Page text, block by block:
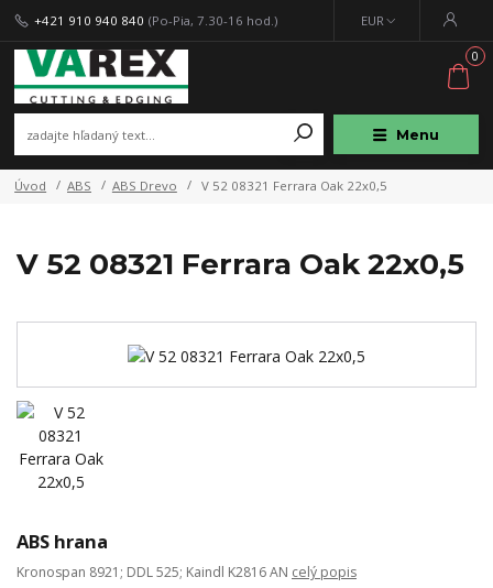
Menu
EUR
+421 910 940 840 (Po-Pia, 7.30-16 hod.)
0
Úvod ABS ABS Drevo V 52 08321 Ferrara Oak 22x0,5
V 52 08321 Ferrara Oak 22x0,5
ABS hrana
Kronospan 8921; DDL 525; Kaindl K2816 AN celý popis